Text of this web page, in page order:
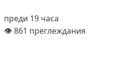
преди 19 часа
👁️ 861 преглеждания